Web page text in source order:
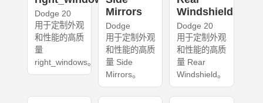
Dodge 20
用于定制外观
和性能的高质
量
right_windows。
Mirrors
Dodge
用于定制外观
和性能的高质
量 Side
Mirrors。
Windshield
Dodge 20
用于定制外观
和性能的高质
量 Rear
Windshield。